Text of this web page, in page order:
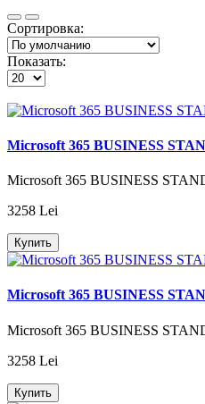
Сортировка:
Показать:
Microsoft 365 BUSINESS
Microsoft 365 BUSINESS
3258 Lei
Купить
Microsoft 365 BUSINESS
Microsoft 365 BUSINESS
3258 Lei
Купить